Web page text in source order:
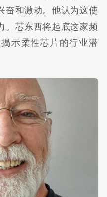
奋和激动。他认为这使
。芯东西将起底这家频
示柔性芯片的行业潜